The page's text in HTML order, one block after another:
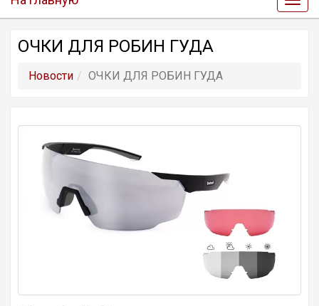
ОЧКИ ДЛЯ РОБИН ГУДА
Новости ОЧКИ ДЛЯ РОБИН ГУДА